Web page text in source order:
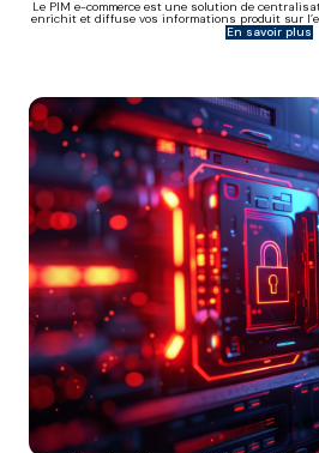
Le PIM e-commerce est une solution de
enrichit et diffuse vos informations produit sur
En savoir plus